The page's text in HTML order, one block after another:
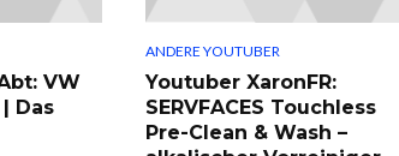
VW
Das
ANDERE YOUTUBER
Youtuber XaronFR:
SERVFACES Touchless
Pre-Clean & Wash –